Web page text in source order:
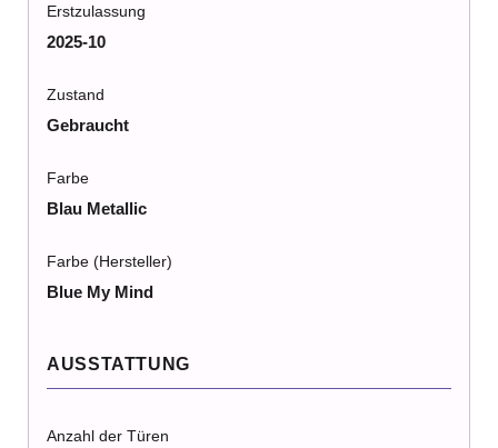
Erstzulassung
2025-10
Zustand
Gebraucht
Farbe
Blau Metallic
Farbe (Hersteller)
Blue My Mind
AUSSTATTUNG
Anzahl der Türen